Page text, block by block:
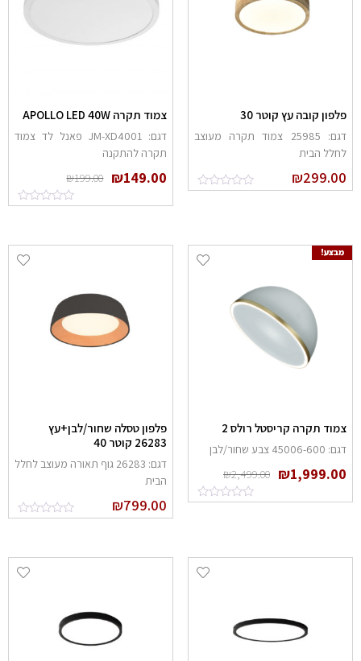
קובה עץ קוטר 30
דגם: 25985 צמוד תקרה מעוצב
הבית
₪
צמוד תקרה APOLLO LED 40W
דגם: JM-XD4001 פאנל לד צמוד
תקרה להתקנה
₪199.00 ₪149.00
מבצע!
תקרה קריסטל רולס 2
600 צבע שחור/לבן
₪2,499.00 ₪
פלפון טסלה שחור/לבן+עץ
26283 קוטר 40
דגם: 26283 גוף תאורה מעוצב לחלל
הבית
₪799.00